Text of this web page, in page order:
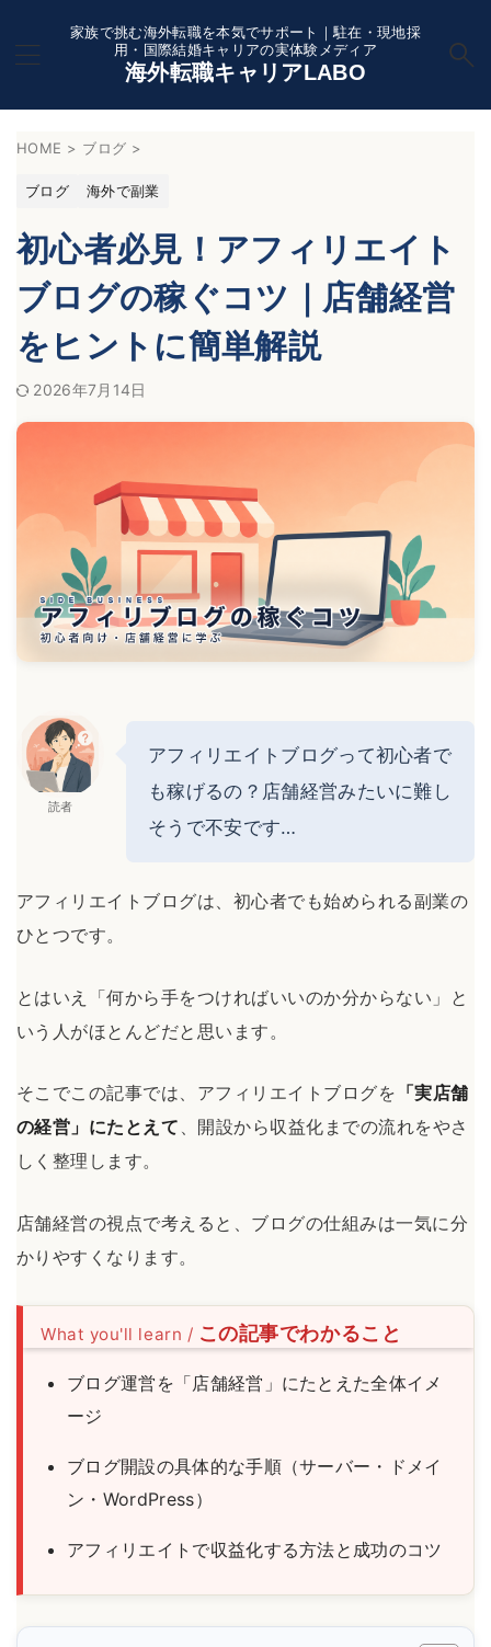
家族で挑む海外転職を本気でサポート｜駐在・現地採
用・国際結婚キャリアの実体験メディア
海外転職キャリアLABO
HOME > ブログ >
ブログ 海外で副業
初心者必見！アフィリエイト
ブログの稼ぐコツ｜店舗経営
をヒントに簡単解説
2026年7月14日
読者
アフィリエイトブログって初心者で
も稼げるの？店舗経営みたいに難し
そうで不安です…
アフィリエイトブログは、初心者でも始められる副業の
ひとつです。
とはいえ「何から手をつければいいのか分からない」と
いう人がほとんどだと思います。
そこでこの記事では、アフィリエイトブログを 「実店舗
の経営」にたとえて 、開設から収益化までの流れをやさ
しく整理します。
店舗経営の視点で考えると、ブログの仕組みは一気に分
かりやすくなります。
この記事でわかること
ブログ運営を「店舗経営」にたとえた全体イメ
ージ
ブログ開設の具体的な手順（サーバー・ドメイ
ン・WordPress）
アフィリエイトで収益化する方法と成功のコツ